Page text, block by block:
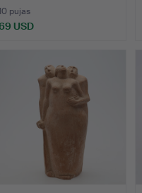
pujas
USD